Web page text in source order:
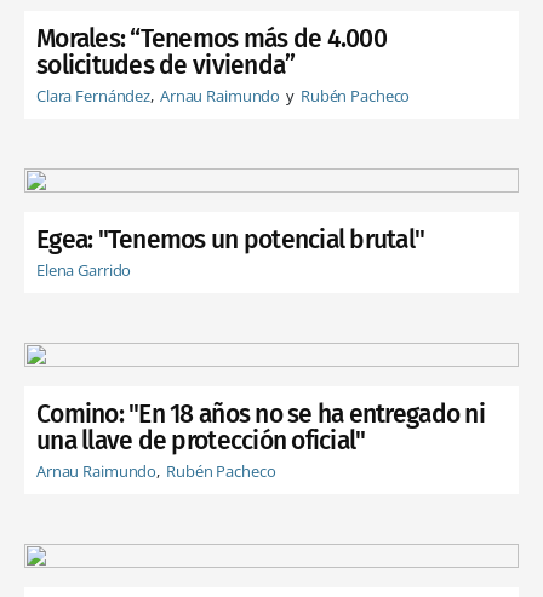
Morales: “Tenemos más de 4.000
solicitudes de vivienda”
Clara Fernández Arnau Raimundo Rubén Pacheco
Egea: "Tenemos un potencial brutal"
Elena Garrido
Comino: "En 18 años no se ha entregado ni
una llave de protección oficial"
Arnau Raimundo Rubén Pacheco